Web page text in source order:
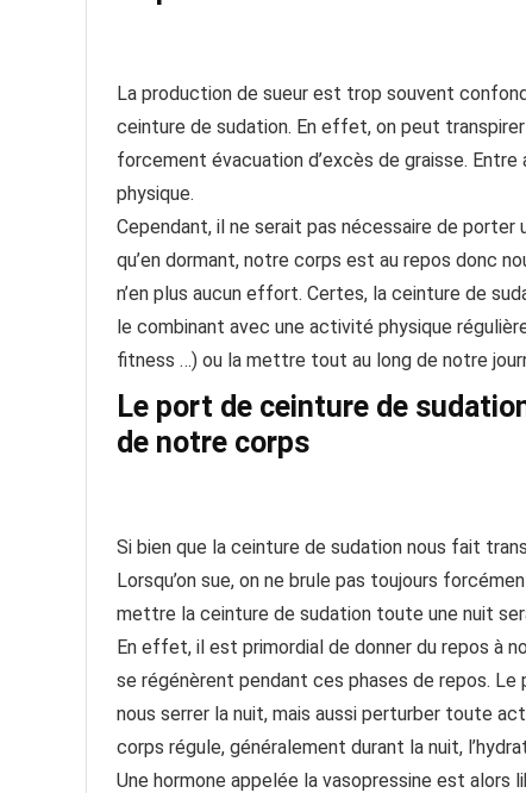
La production de sueur est trop souvent
ceinture de sudation. En effet, on peut
forcement évacuation d’excès de graisse.
physique.
Cependant, il ne serait pas nécessaire de
qu’en dormant, notre corps est au repos donc
n’en plus aucun effort. Certes, la ceinture de
le combinant avec une activité physique
fitness …) ou la mettre tout au long de notre
Le port de ceinture de
de notre corps
Si bien que la ceinture de sudation nous fait
Lorsqu’on sue, on ne brule pas toujours
mettre la ceinture de sudation toute une nuit
En effet, il est primordial de donner du repos à
se régénèrent pendant ces phases de repos.
nous serrer la nuit, mais aussi perturber toute
corps régule, généralement durant la nuit,
Une hormone appelée la vasopressine est alors